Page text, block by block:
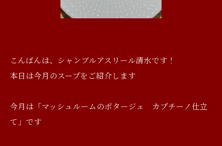
こんばんは、シャンブルアスリール清水です！
本日は今月のスープをご紹介します
今月は「マッシュルームのポタージュ カプチーノ仕立
て」です